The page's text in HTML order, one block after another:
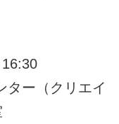
ー（クリエイ